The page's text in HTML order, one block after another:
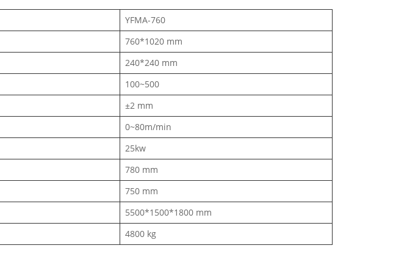
YFMA-760
760*1020 mm
240*240 mm
100~500
±2 mm
0~80m/min
25kw
780 mm
750 mm
5500*1500*1800 mm
4800 kg